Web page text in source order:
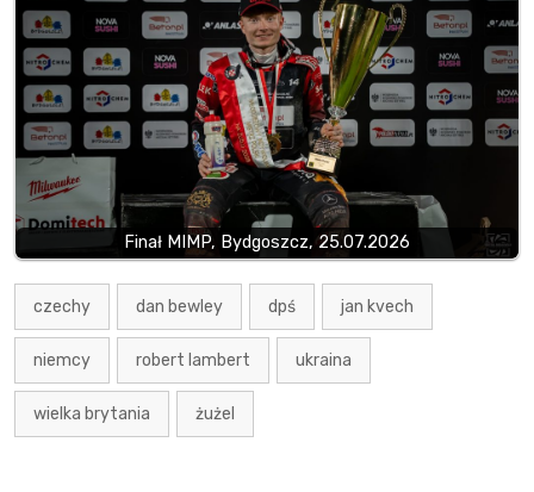
Finał MIMP, Bydgoszcz, 25.07.2026
czechy dan bewley dpś jan kvech
niemcy robert lambert ukraina
wielka brytania żużel